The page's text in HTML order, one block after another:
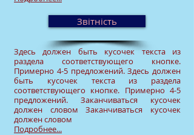
Звітність
Здесь должен быть кусочек текста из
раздела соответствующего кнопке.
Примерно 4-5 предложений. Здесь должен
быть кусочек текста из раздела
соответствующего кнопке. Примерно 4-5
предложений. Заканчиваться кусочек
должен словом Заканчиваться кусочек
должен словом
Подробнее...